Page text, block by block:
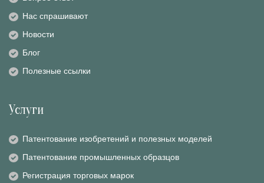
Нас спрашивают
Новости
Блог
Полезные ссылки
Услуги
Патентование изобретений и полезных моделей
Патентование промышленных образцов
Регистрация торговых марок